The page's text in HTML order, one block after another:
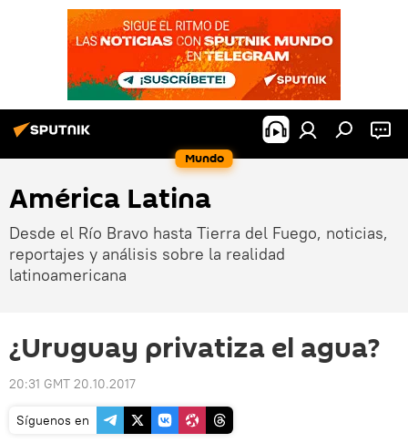
Mundo
América Latina
Desde el Río Bravo hasta Tierra del Fuego, noticias,
reportajes y análisis sobre la realidad
latinoamericana
¿Uruguay privatiza el agua?
20:31 GMT 20.10.2017
Síguenos en